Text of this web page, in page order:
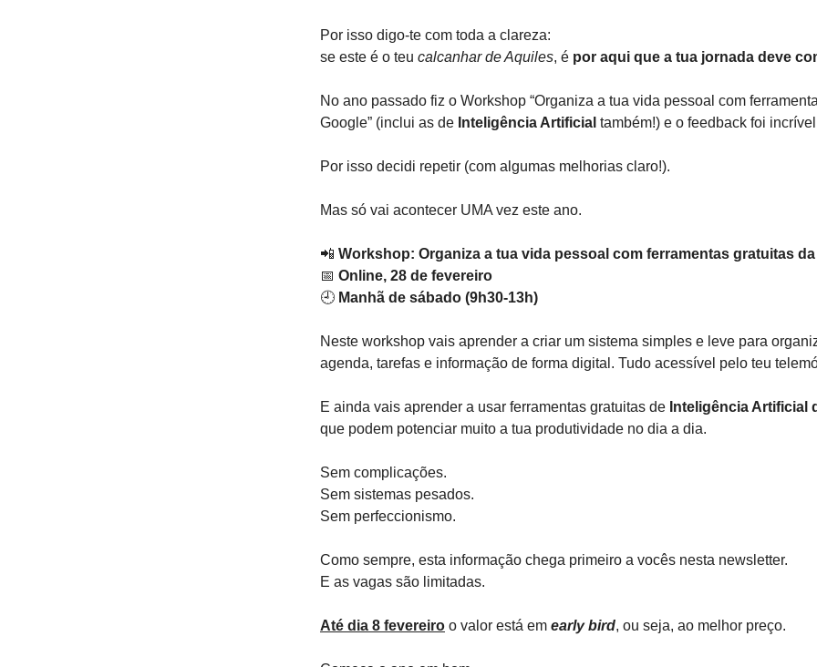
Por isso digo-te com toda a clareza:
se este é o teu calcanhar de Aquiles, é por aqui que a tua jornada deve
No ano passado fiz o Workshop “Organiza a tua vida pessoal com
Google” (inclui as de Inteligência Artificial também!) e o feedback foi
Por isso decidi repetir (com algumas melhorias claro!).
Mas só vai acontecer UMA vez este ano.
📲 Workshop: Organiza a tua vida pessoal com ferramentas gratuitas
📅 Online, 28 de fevereiro
🕘 Manhã de sábado (9h30-13h)
Neste workshop vais aprender a criar um sistema simples e leve para
agenda, tarefas e informação de forma digital. Tudo acessível pelo teu
E ainda vais aprender a usar ferramentas gratuitas de Inteligência Artificial
que podem potenciar muito a tua produtividade no dia a dia.
Sem complicações.
Sem sistemas pesados.
Sem perfeccionismo.
Como sempre, esta informação chega primeiro a vocês nesta newsletter.
E as vagas são limitadas.
Até dia 8 fevereiro o valor está em early bird, ou seja, ao melhor preço.